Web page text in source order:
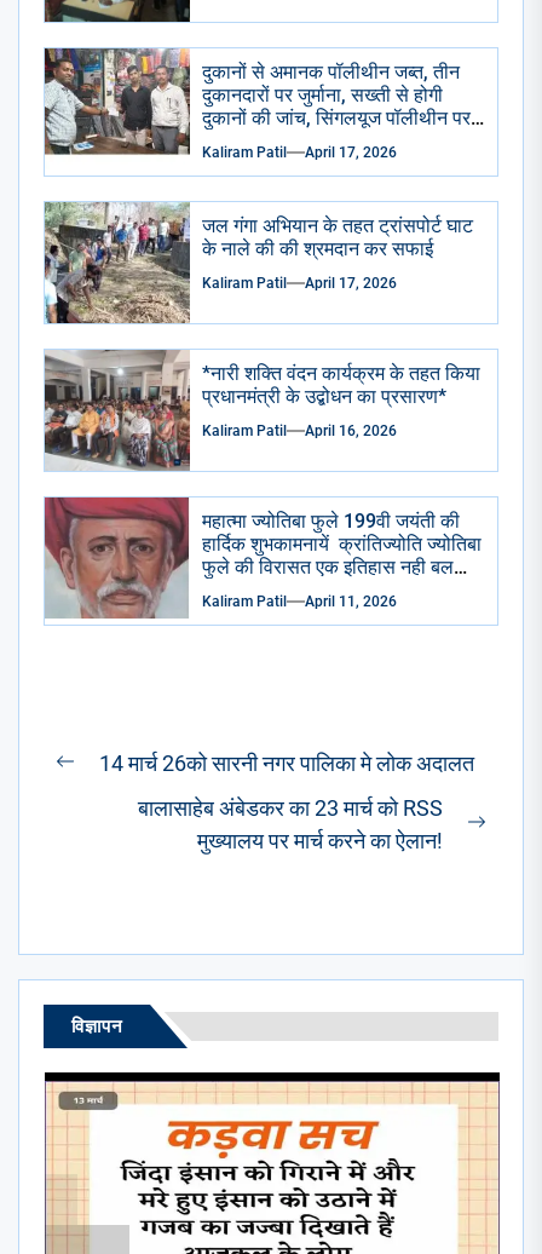
दुकानों से अमानक पॉलीथीन जब्त, तीन
दुकानदारों पर जुर्माना, सख्ती से होगी
दुकानों की जांच, सिंगलयूज पॉलीथीन पर
पूरी तरह प्रतिबंध का होगा पालन*
Kaliram Patil April 17, 2026
जल गंगा अभियान के तहत ट्रांसपोर्ट घाट
के नाले की की श्रमदान कर सफाई
Kaliram Patil April 17, 2026
*नारी शक्ति वंदन कार्यक्रम के तहत किया
प्रधानमंत्री के उद्बोधन का प्रसारण*
Kaliram Patil April 16, 2026
महात्मा ज्योतिबा फुले 199वी जयंती की
हार्दिक शुभकामनायें क्रांतिज्योति ज्योतिबा
फुले की विरासत एक इतिहास नही बलकि
एक प्रेरणा है – किरण तायडे
Kaliram Patil April 11, 2026
Post
navigation
Previous
14 मार्च 26को सारनी नगर पालिका मे लोक अदालत
बालासाहेब अंबेडकर का 23 मार्च को RSS
मुख्यालय पर मार्च करने का ऐलान!
विज्ञापन